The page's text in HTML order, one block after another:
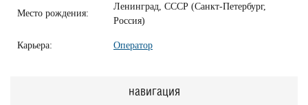
Место рождения:
Ленинград, СССР (Санкт-Петербург,
Россия)
Карьера: Оператор
навигация